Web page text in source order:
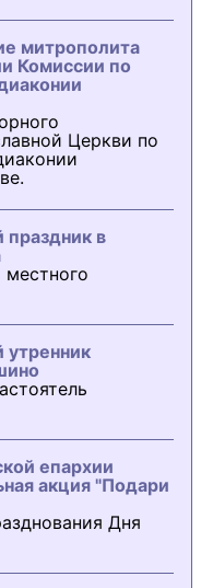
митрополита
Комиссии по
Церкви по
праздник в
местного
утренник
епархии
акция "Подари
Дня